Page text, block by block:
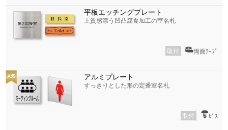
平板エッチングプレート
上質感漂う凹凸腐食加工の室名札
取付 両面ﾃｰﾌﾟ
アルミプレート
すっきりとした形の定番室名札
取付 ﾋﾞｽ